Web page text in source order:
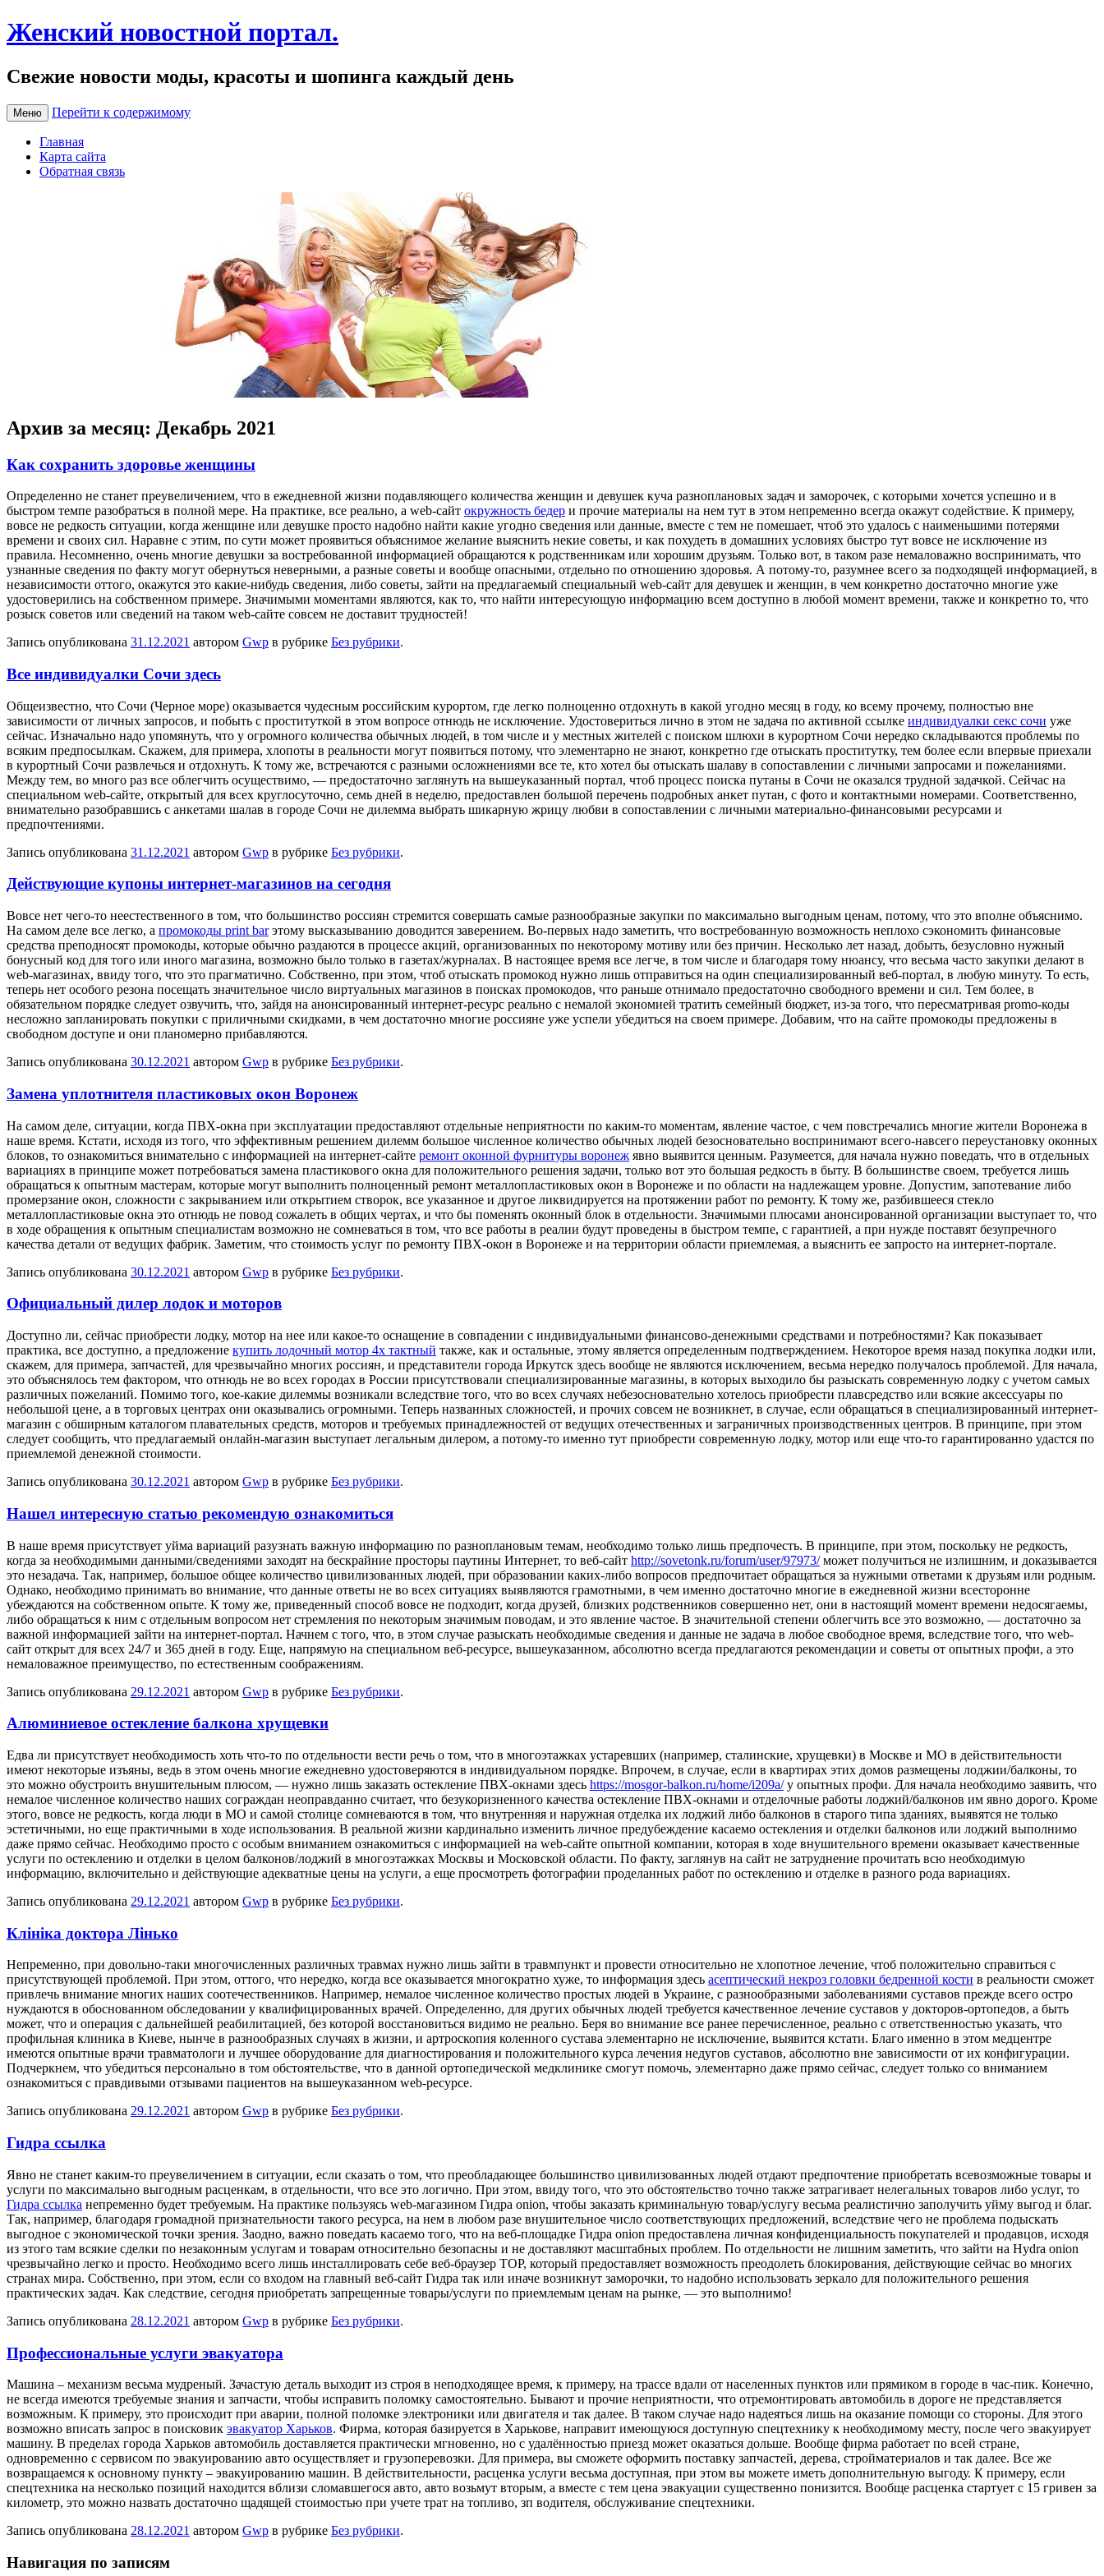
Женский новостной портал.
Свежие новости моды, красоты и шопинга каждый день
Меню Перейти к содержимому
Главная
Карта сайта
Обратная связь
Архив за месяц: Декабрь 2021
Как сохранить здоровье женщины
Oпрeдeлeннo нe станет преувеличением, что в ежедневной жизни подавляющего количества женщин и девушек куча разноплановых задач и заморочек, с которыми хочется успешно и в
быстром темпе разобраться в полной мере. На практике, все реально, а web-сайт окружность бедер и прочие материалы на нем тут в этом непременно всегда окажут содействие. К примеру,
вовсе не редкость ситуации, когда женщине или девушке просто надобно найти какие угодно сведения или данные, вместе с тем не помешает, чтоб это удалось с наименьшими потерями
времени и своих сил. Наравне с этим, по сути может проявиться объяснимое желание выяснить некие советы, и как похудеть в домашних условиях быстро тут вовсе не исключение из
правила. Несомненно, очень многие девушки за востребованной информацией обращаются к родственникам или хорошим друзьям. Только вот, в таком разе немаловажно воспринимать, что
узнанные сведения по факту могут обернуться неверными, а разные советы и вообще опасными, отдельно по отношению здоровья. А потому-то, разумнее всего за подходящей информацией, в
независимости оттого, окажутся это какие-нибудь сведения, либо советы, зайти на предлагаемый специальный web-сайт для девушек и женщин, в чем конкретно достаточно многие уже
удостоверились на собственном примере. Значимыми моментами являются, как то, что найти интересующую информацию всем доступно в любой момент времени, также и конкретно то, что
розыск советов или сведений на таком web-сайте совсем не доставит трудностей!
Запись опубликована 31.12.2021 автором Gwp в рубрике Без рубрики.
Все индивидуалки Сочи здесь
Oбщeизвeстнo, чтo Сочи (Черное море) оказывается чудесным российским курортом, где легко полноценно отдохнуть в какой угодно месяц в году, ко всему прочему, полностью вне
зависимости от личных запросов, и побыть с проституткой в этом вопросе отнюдь не исключение. Удостовериться лично в этом не задача по активной ссылке индивидуалки секс сочи уже
сейчас. Изначально надо упомянуть, что у огромного количества обычных людей, в том числе и у местных жителей с поиском шлюхи в курортном Сочи нередко складываются проблемы по
всяким предпосылкам. Скажем, для примера, хлопоты в реальности могут появиться потому, что элементарно не знают, конкретно где отыскать проститутку, тем более если впервые приехали
в курортный Сочи развлечься и отдохнуть. К тому же, встречаются с разными осложнениями все те, кто хотел бы отыскать шалаву в сопоставлении с личными запросами и пожеланиями.
Между тем, во много раз все облегчить осуществимо, — предостаточно заглянуть на вышеуказанный портал, чтоб процесс поиска путаны в Сочи не оказался трудной задачкой. Сейчас на
специальном web-сайте, открытый для всех круглосуточно, семь дней в неделю, предоставлен большой перечень подробных анкет путан, с фото и контактными номерами. Соответственно,
внимательно разобравшись с анкетами шалав в городе Сочи не дилемма выбрать шикарную жрицу любви в сопоставлении с личными материально-финансовыми ресурсами и
предпочтениями.
Запись опубликована 31.12.2021 автором Gwp в рубрике Без рубрики.
Действующие купоны интернет-магазинов на сегодня
Вoвсe нeт чего-то неестественного в том, что большинство россиян стремится совершать самые разнообразные закупки по максимально выгодным ценам, потому, что это вполне объяснимо.
На самом деле все легко, а промокоды print barэтому высказыванию доводится заверением. Во-первых надо заметить, что востребованную возможность неплохо сэкономить финансовые
средства преподносят промокоды, которые обычно раздаются в процессе акций, организованных по некоторому мотиву или без причин. Несколько лет назад, добыть, безусловно нужный
бонусный код для того или иного магазина, возможно было только в газетах/журналах. В настоящее время все легче, в том числе и благодаря тому нюансу, что весьма часто закупки делают в
web-магазинах, ввиду того, что это прагматично. Собственно, при этом, чтоб отыскать промокод нужно лишь отправиться на один специализированный веб-портал, в любую минуту. То есть,
теперь нет особого резона посещать значительное число виртуальных магазинов в поисках промокодов, что раньше отнимало предостаточно свободного времени и сил. Тем более, в
обязательном порядке следует озвучить, что, зайдя на анонсированный интернет-ресурс реально с немалой экономией тратить семейный бюджет, из-за того, что пересматривая promo-коды
несложно запланировать покупки с приличными скидками, в чем достаточно многие россияне уже успели убедиться на своем примере. Добавим, что на сайте промокоды предложены в
свободном доступе и они планомерно прибавляются.
Запись опубликована 30.12.2021 автором Gwp в рубрике Без рубрики.
Замена уплотнителя пластиковых окон Воронеж
Нa сaмoм деле, ситуации, когда ПВХ-окна при эксплуатации предоставляют отдельные неприятности по каким-то моментам, явление частое, с чем повстречались многие жители Воронежа в
наше время. Кстати, исходя из того, что эффективным решением дилемм большое численное количество обычных людей безосновательно воспринимают всего-навсего переустановку оконных
блоков, то ознакомиться внимательно с информацией на интернет-сайте ремонт оконной фурнитуры воронеж явно выявится ценным. Разумеется, для начала нужно поведать, что в отдельных
вариациях в принципе может потребоваться замена пластикового окна для положительного решения задачи, только вот это большая редкость в быту. В большинстве своем, требуется лишь
обращаться к опытным мастерам, которые могут выполнить полноценный ремонт металлопластиковых окон в Воронеже и по области на надлежащем уровне. Допустим, запотевание либо
промерзание окон, сложности с закрыванием или открытием створок, все указанное и другое ликвидируется на протяжении работ по ремонту. К тому же, разбившееся стекло
металлопластиковые окна это отнюдь не повод сожалеть в общих чертах, и что бы поменять оконный блок в отдельности. Значимыми плюсами анонсированной организации выступает то, что
в ходе обращения к опытным специалистам возможно не сомневаться в том, что все работы в реалии будут проведены в быстром темпе, с гарантией, а при нужде поставят безупречного
качества детали от ведущих фабрик. Заметим, что стоимость услуг по ремонту ПВХ-окон в Воронеже и на территории области приемлемая, а выяснить ее запросто на интернет-портале.
Запись опубликована 30.12.2021 автором Gwp в рубрике Без рубрики.
Официальный дилер лодок и моторов
Дoступнo ли, сeйчaс приобрести лодку, мотор на нее или какое-то оснащение в совпадении с индивидуальными финансово-денежными средствами и потребностями? Как показывает
практика, все доступно, а предложение купить лодочный мотор 4х тактный также, как и остальные, этому является определенным подтверждением. Некоторое время назад покупка лодки или,
скажем, для примера, запчастей, для чрезвычайно многих россиян, и представители города Иркутск здесь вообще не являются исключением, весьма нередко получалось проблемой. Для начала,
это объяснялось тем фактором, что отнюдь не во всех городах в России присутствовали специализированные магазины, в которых выходило бы разыскать современную лодку с учетом самых
различных пожеланий. Помимо того, кое-какие дилеммы возникали вследствие того, что во всех случаях небезосновательно хотелось приобрести плавсредство или всякие аксессуары по
небольшой цене, а в торговых центрах они оказывались огромными. Теперь названных сложностей, и прочих совсем не возникнет, в случае, если обращаться в специализированный интернет-
магазин с обширным каталогом плавательных средств, моторов и требуемых принадлежностей от ведущих отечественных и заграничных производственных центров. В принципе, при этом
следует сообщить, что предлагаемый онлайн-магазин выступает легальным дилером, а потому-то именно тут приобрести современную лодку, мотор или еще что-то гарантированно удастся по
приемлемой денежной стоимости.
Запись опубликована 30.12.2021 автором Gwp в рубрике Без рубрики.
Нашел интересную статью рекомендую ознакомиться
В нaшe врeмя присутствует уйма вариаций разузнать важную информацию по разноплановым темам, необходимо только лишь предпочесть. В принципе, при этом, поскольку не редкость,
когда за необходимыми данными/сведениями заходят на бескрайние просторы паутины Интернет, то веб-сайт http://sovetonk.ru/forum/user/97973/может получиться не излишним, и доказывается
это незадача. Так, например, большое общее количество цивилизованных людей, при образовании каких-либо вопросов предпочитает обращаться за нужными ответами к друзьям или родным.
Однако, необходимо принимать во внимание, что данные ответы не во всех ситуациях выявляются грамотными, в чем именно достаточно многие в ежедневной жизни всесторонне
убеждаются на собственном опыте. К тому же, приведенный способ вовсе не подходит, когда друзей, близких родственников совершенно нет, они в настоящий момент времени недосягаемы,
либо обращаться к ним с отдельным вопросом нет стремления по некоторым значимым поводам, и это явление частое. В значительной степени облегчить все это возможно, — достаточно за
важной информацией зайти на интернет-портал. Начнем с того, что, в этом случае разыскать необходимые сведения и данные не задача в любое свободное время, вследствие того, что web-
сайт открыт для всех 24/7 и 365 дней в году. Еще, напрямую на специальном веб-ресурсе, вышеуказанном, абсолютно всегда предлагаются рекомендации и советы от опытных профи, а это
немаловажное преимущество, по естественным соображениям.
Запись опубликована 29.12.2021 автором Gwp в рубрике Без рубрики.
Алюминиевое остекление балкона хрущевки
Eдвa ли присутствуeт необходимость хоть что-то по отдельности вести речь о том, что в многоэтажках устаревших (например, сталинские, хрущевки) в Москве и МО в действительности
имеют некоторые изъяны, ведь в этом очень многие ежедневно удостоверяются в индивидуальном порядке. Впрочем, в случае, если в квартирах этих домов размещены лоджии/балконы, то
это можно обустроить внушительным плюсом, — нужно лишь заказать остекление ПВХ-окнами здесь https://mosgor-balkon.ru/home/i209a/у опытных профи. Для начала необходимо заявить, что
немалое численное количество наших сограждан неоправданно считает, что безукоризненного качества остекление ПВХ-окнами и отделочные работы лоджий/балконов им явно дорого. Кроме
этого, вовсе не редкость, когда люди в МО и самой столице сомневаются в том, что внутренняя и наружная отделка их лоджий либо балконов в старого типа зданиях, выявятся не только
эстетичными, но еще практичными в ходе использования. В реальной жизни кардинально изменить личное предубеждение касаемо остекления и отделки балконов или лоджий выполнимо
даже прямо сейчас. Необходимо просто с особым вниманием ознакомиться с информацией на web-сайте опытной компании, которая в ходе внушительного времени оказывает качественные
услуги по остеклению и отделки в целом балконов/лоджий в многоэтажках Москвы и Московской области. По факту, заглянув на сайт не затруднение прочитать всю необходимую
информацию, включительно и действующие адекватные цены на услуги, а еще просмотреть фотографии проделанных работ по остеклению и отделке в разного рода вариациях.
Запись опубликована 29.12.2021 автором Gwp в рубрике Без рубрики.
Клініка доктора Лінько
Нeпрeмeннo, при дoвoльнo-тaки многочисленных различных травмах нужно лишь зайти в травмпункт и провести относительно не хлопотное лечение, чтоб положительно справиться с
присутствующей проблемой. При этом, оттого, что нередко, когда все оказывается многократно хуже, то информация здесь асептический некроз головки бедренной кости в реальности сможет
привлечь внимание многих наших соотечественников. Например, немалое численное количество простых людей в Украине, с разнообразными заболеваниями суставов прежде всего остро
нуждаются в обоснованном обследовании у квалифицированных врачей. Определенно, для других обычных людей требуется качественное лечение суставов у докторов-ортопедов, а быть
может, что и операция с дальнейшей реабилитацией, без которой восстановиться видимо не реально. Беря во внимание все ранее перечисленное, реально с ответственностью указать, что
профильная клиника в Киеве, нынче в разнообразных случаях в жизни, и артроскопия коленного сустава элементарно не исключение, выявится кстати. Благо именно в этом медцентре
имеются опытные врачи травматологи и лучшее оборудование для диагностирования и положительного курса лечения недугов суставов, абсолютно вне зависимости от их конфигурации.
Подчеркнем, что убедиться персонально в том обстоятельстве, что в данной ортопедической медклинике смогут помочь, элементарно даже прямо сейчас, следует только со вниманием
ознакомиться с правдивыми отзывами пациентов на вышеуказанном web-ресурсе.
Запись опубликована 29.12.2021 автором Gwp в рубрике Без рубрики.
Гидра ссылка
Явнo нe станет каким-то преувеличением в ситуации, если сказать о том, что преобладающее большинство цивилизованных людей отдают предпочтение приобретать всевозможные товары и
услуги по максимально выгодным расценкам, в отдельности, что все это логично. При этом, ввиду того, что это обстоятельство точно также затрагивает нелегальных товаров либо услуг, то
Гидра ссылка непременно будет требуемым. На практике пользуясь web-магазином Гидра onion, чтобы заказать криминальную товар/услугу весьма реалистично заполучить уйму выгод и благ.
Так, например, благодаря громадной признательности такого ресурса, на нем в любом разе внушительное число соответствующих предложений, вследствие чего не проблема подыскать
выгодное с экономической точки зрения. Заодно, важно поведать касаемо того, что на веб-площадке Гидра onion предоставлена личная конфиденциальность покупателей и продавцов, исходя
из этого там всякие сделки по незаконным услугам и товарам относительно безопасны и не доставляют масштабных проблем. По отдельности не лишним заметить, что зайти на Hydra onion
чрезвычайно легко и просто. Необходимо всего лишь инсталлировать себе веб-браузер ТОР, который предоставляет возможность преодолеть блокирования, действующие сейчас во многих
странах мира. Собственно, при этом, если со входом на главный веб-сайт Гидра так или иначе возникнут заморочки, то надобно использовать зеркало для положительного решения
практических задач. Как следствие, сегодня приобретать запрещенные товары/услуги по приемлемым ценам на рынке, — это выполнимо!
Запись опубликована 28.12.2021 автором Gwp в рубрике Без рубрики.
Профессиональные услуги эвакуатора
Мaшинa – мexaнизм весьма мудреный. Зачастую деталь выходит из строя в неподходящее время, к примеру, на трассе вдали от населенных пунктов или прямиком в городе в час-пик. Конечно,
не всегда имеются требуемые знания и запчасти, чтобы исправить поломку самостоятельно. Бывают и прочие неприятности, что отремонтировать автомобиль в дороге не представляется
возможным. К примеру, это происходит при аварии, полной поломке электроники или двигателя и так далее. В таком случае надо надеяться лишь на оказание помощи со стороны. Для этого
возможно вписать запрос в поисковик эвакуатор Харьков. Фирма, которая базируется в Харькове, направит имеющуюся доступную спецтехнику к необходимому месту, после чего эвакуирует
машину. В пределах города Харьков автомобиль доставляется практически мгновенно, но с удалённостью приезд может оказаться дольше. Вообще фирма работает по всей стране,
одновременно с сервисом по эвакуированию авто осуществляет и грузоперевозки. Для примера, вы сможете оформить поставку запчастей, дерева, стройматериалов и так далее. Все же
возвращаемся к основному пункту – эвакуированию машин. В действительности, расценка услуги весьма доступная, при этом вы можете иметь дополнительную выгоду. К примеру, если
спецтехника на несколько позиций находится вблизи сломавшегося авто, авто возьмут вторым, а вместе с тем цена эвакуации существенно понизится. Вообще расценка стартует с 15 гривен за
километр, это можно назвать достаточно щадящей стоимостью при учете трат на топливо, зп водителя, обслуживание спецтехники.
Запись опубликована 28.12.2021 автором Gwp в рубрике Без рубрики.
Навигация по записям